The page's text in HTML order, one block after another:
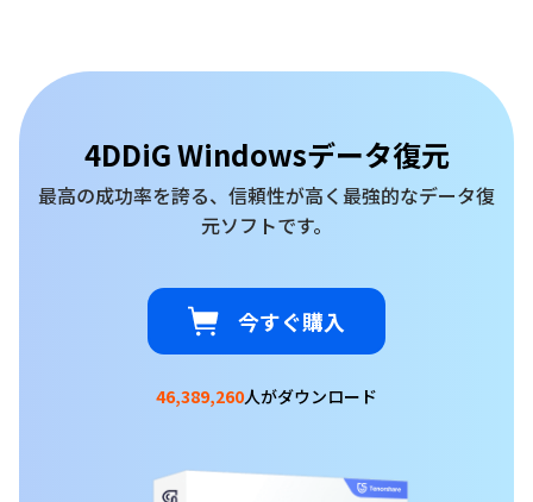
4DDiG Windowsデータ復元
最高の成功率を誇る、信頼性が高く最強的なデータ復
元ソフトです。
今すぐ購入
46,389,260人がダウンロード